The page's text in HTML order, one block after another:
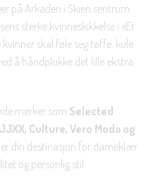
på Arkaden i Skien sentrum.
sterke kvinneskikkelse i «Et
skal føle seg tøffe, kule
å håndplukke det lille ekstra
merker som Selected
Culture, Vero Moda og
er din destinasjon for dameklær
og personlig stil.